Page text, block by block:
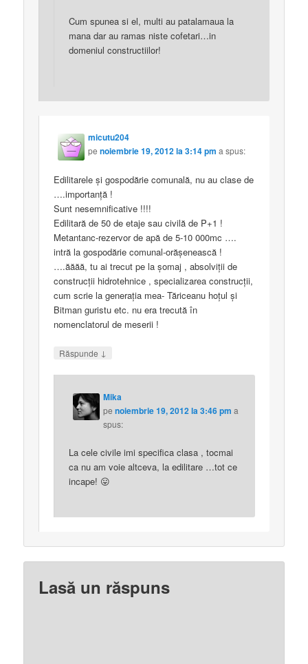
Cum spunea si el, multi au patalamaua la
mana dar au ramas niste cofetari…in
domeniul constructiilor!
micutu204
penoiembrie 19, 2012 la 3:14 pm a spus:
Edilitarele şi gospodărie comunală, nu au clase de
….importanţă !
Sunt nesemnificative !!!!
Edilitară de 50 de etaje sau civilă de P+1 !
Metantanc-rezervor de apă de 5-10 000mc ….
intră la gospodărie comunal-orăşenească !
….ăăăă, tu ai trecut pe la şomaj , absolviţii de
construcţii hidrotehnice , specializarea construcţii,
cum scrie la generaţia mea- Tăriceanu hoţul şi
Bitman guristu etc. nu era trecută în
nomenclatorul de meserii !
Răspunde ↓
Mika
penoiembrie 19, 2012 la 3:46 pm a
spus:
La cele civile imi specifica clasa , tocmai
ca nu am voie altceva, la edilitare …tot ce
incape! 😛
Lasă un răspuns